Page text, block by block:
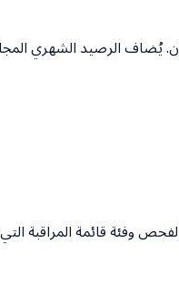
يُضاف الرصيد الشهري
وفئة قائمة المراقبة